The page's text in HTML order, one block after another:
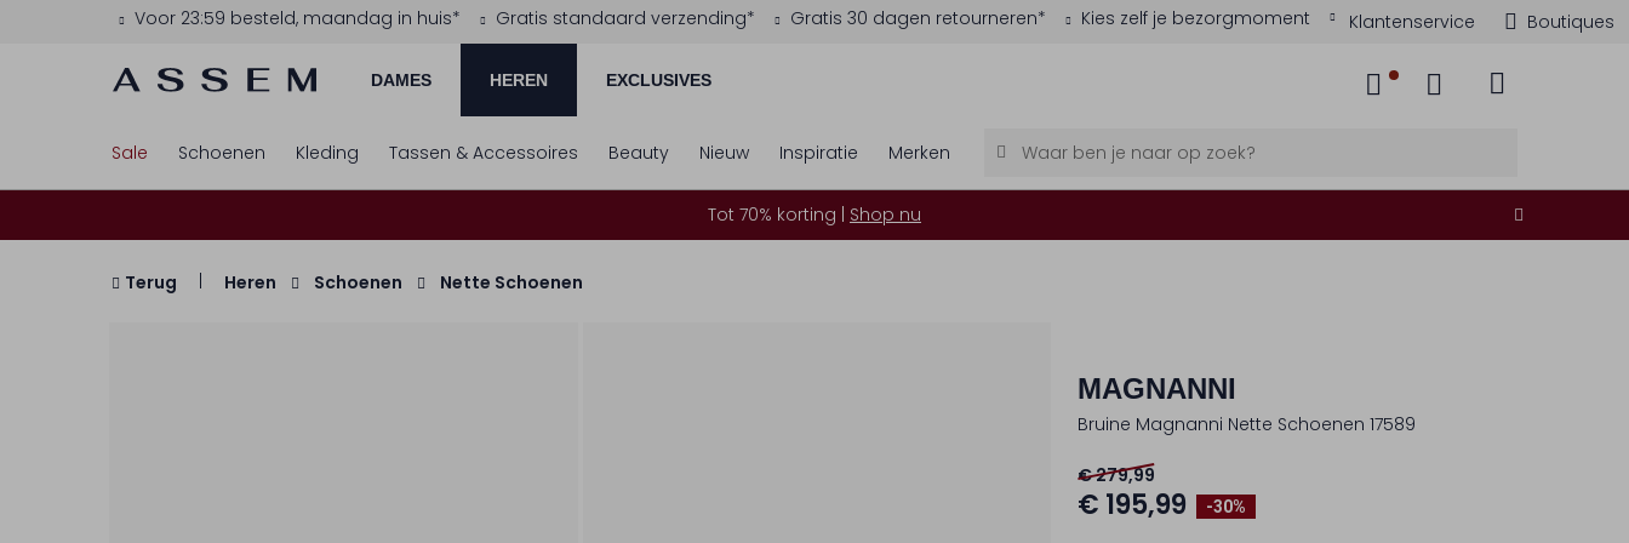
Voor 23:59 besteld, maandag in huis* Gratis standaard verzending* Gratis 30 dagen retourneren* Kies zelf je bezorgmoment Klantenservice Boutiques
DAMES HEREN EXCLUSIVES
Sale Schoenen Kleding Tassen & Accessoires Beauty Nieuw Inspiratie Merken
Tot 70% korting | Shop nu
Terug Heren Schoenen Nette Schoenen
MAGNANNI
Bruine Magnanni Nette Schoenen 17589
-30%
€ 279,99
€ 195,99